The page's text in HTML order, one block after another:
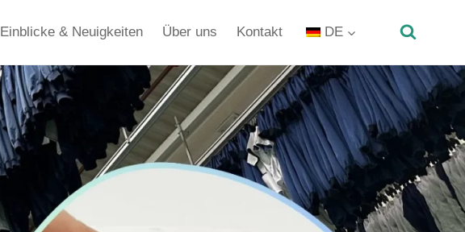
Einblicke & Neuigkeiten Über uns Kontakt DE